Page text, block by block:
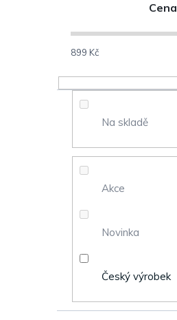
t
a
Cena
899 Kč
Na skladě
Akce
Novinka
Český výrobek